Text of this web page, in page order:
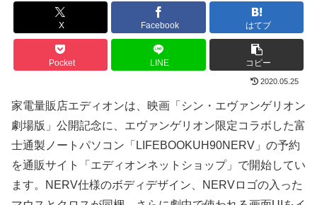
X Facebook はてブ
Pocket LINE コピー
2020.05.25
家電量販店エディオンは、映画「シン・エヴァンゲリオン
劇場版」公開記念に、エヴァンゲリオン限定コラボした富
士通製ノートパソコン「LIFEBOOKUH90NERV」の予約
を通販サイト「エディオンネットショップ」で開始してい
ます。NERV仕様のボディデザイン、NERVロゴの入った